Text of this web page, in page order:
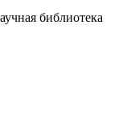
библиотека